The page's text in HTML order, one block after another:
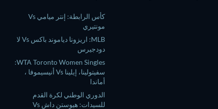
كأس الرابطة: إنتر ميامي Vs
مونتيري
MLB: اريزونا دياموند باكس Vs لا
دودجيرس
WTA Toronto Women Singles:
سفيتولينا، إيلينا Vs أنيسيموفا ،
أماندا
الدوري الوطني لكرة القدم
للسيدات: هيوستن داش Vs